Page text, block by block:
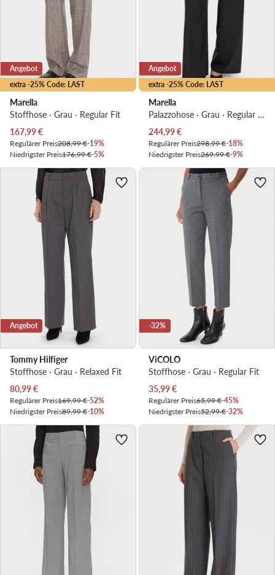
extra -25% Code: LAST
Angebot
Marella
Stoffhose · Grau · Regular Fit
Aktueller Preis
167,99€
Regulärer Preis208,99 €-19%
Niedrigster Preis176,99 €-5%
extra -25% Code: LAST
Angebot
Marella
Palazzohose · Grau · Regular Fit
Aktueller Preis
244,99€
Regulärer Preis298,99 €-18%
Niedrigster Preis269,99 €-9%
Angebot
Tommy Hilfiger
Stoffhose · Grau · Relaxed Fit
Aktueller Preis
80,99€
Regulärer Preis169,99 €-52%
Niedrigster Preis89,99 €-10%
-32%
ViCOLO
Stoffhose · Grau · Regular Fit
Aktueller Preis
35,99€
Regulärer Preis65,99 €-45%
Niedrigster Preis52,99 €-32%